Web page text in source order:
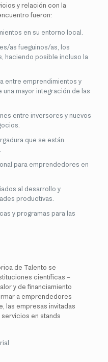
y relación con la
fueron:
en su entorno local.
as fueguinos/as, los
haciendo posible incluso la
entre emprendimientos y
mayor integración de las
entre inversores y nuevos
que se están
para emprendedores en
al desarrollo y
productivas.
y programas para las
de Talento se
científicas –
y de financiamiento
a emprendedores
las empresas invitadas
en stands